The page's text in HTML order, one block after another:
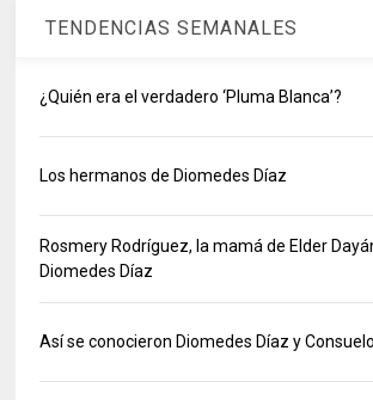
TENDENCIAS SEMANALES
¿Quién era el verdadero ‘Pluma Blanca’?
Los hermanos de Diomedes Díaz
Rosmery Rodríguez, la mamá de Elder
Diomedes Díaz
Así se conocieron Diomedes Díaz y